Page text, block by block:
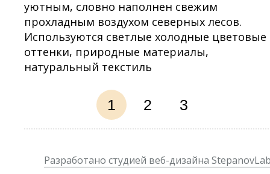
уютным, словно наполнен свежим
прохладным воздухом северных лесов.
Используются светлые холодные цветовые
оттенки, природные материалы,
натуральный текстиль
1 2 3
Разработано студией веб-дизайна